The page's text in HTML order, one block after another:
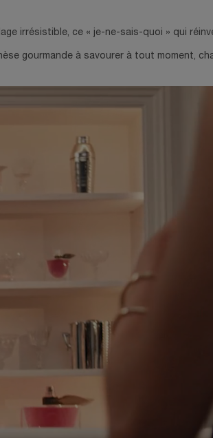
irrésistible, ce « je-ne-sais-quoi » qui
gourmande à savourer à tout moment,